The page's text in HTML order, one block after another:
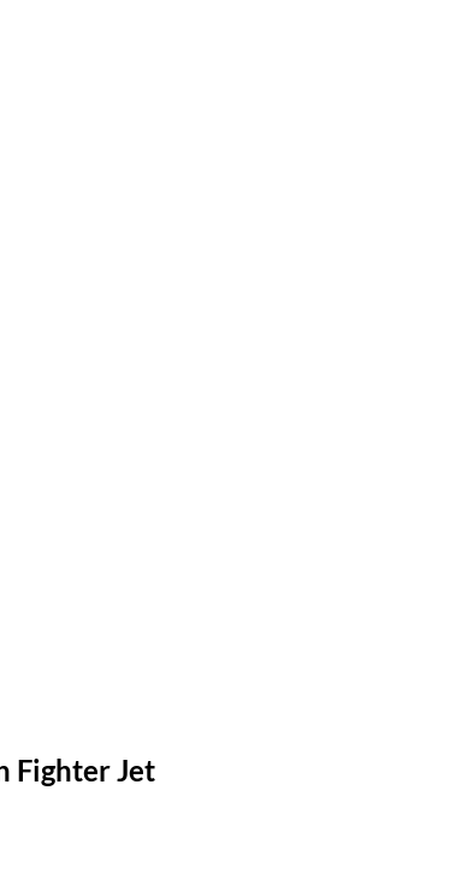
Fighter Jet